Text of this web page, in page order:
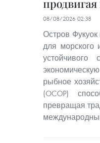
08/08/2026 02:38
Остров Фукуок
для морского
устойчивого
рыбное
(OCOP)
превращая